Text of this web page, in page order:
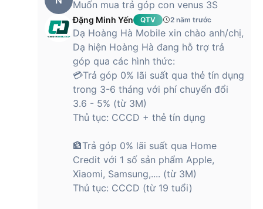
Muốn mua trả góp con venus 3S
Đặng Minh Yến QTV 2 năm trước
Dạ Hoàng Hà Mobile xin chào anh/chị,
Dạ hiện Hoàng Hà đang hỗ trợ trả
góp qua các hình thức:
💳Trả góp 0% lãi suất qua thẻ tín dụng
trong 3-6 tháng với phí chuyển đổi
3.6 - 5% (từ 3M)
Thủ tục: CCCD + thẻ tín dụng
🏦Trả góp 0% lãi suất qua Home
Credit với 1 số sản phẩm Apple,
Xiaomi, Samsung,.... (từ 3M)
Thủ tục: CCCD (từ 19 tuổi)